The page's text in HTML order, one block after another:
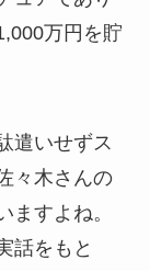
万円を貯
遣いせずス
々木さんの
ますよね。
話をもと